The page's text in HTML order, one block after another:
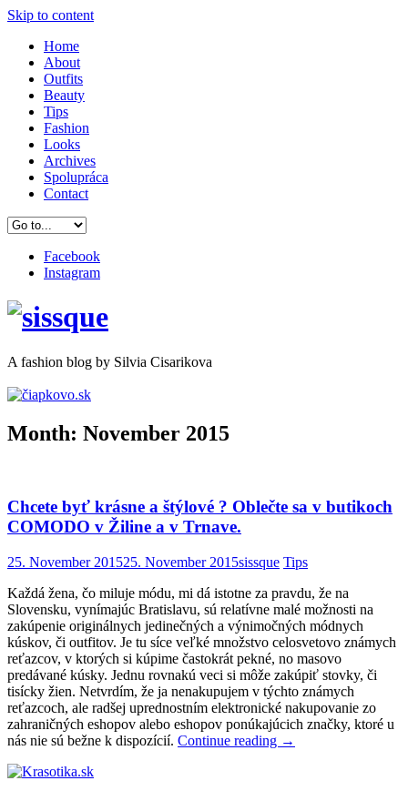
Skip to content
Home
About
Outfits
Beauty
Tips
Fashion
Looks
Archives
Spolupráca
Contact
Facebook
Instagram
A fashion blog by Silvia Cisarikova
Month: November 2015
Chcete byť krásne a štýlové ? Oblečte sa v butikoch
COMODO v Žiline a v Trnave.
25. November 201525. November 2015sissque Tips
Každá žena, čo miluje módu, mi dá istotne za pravdu, že na
Slovensku, vynímajúc Bratislavu, sú relatívne malé možnosti na
zakúpenie originálnych jedinečných a výnimočných módnych
kúskov, či outfitov. Je tu síce veľké množstvo celosvetovo známych
reťazcov, v ktorých si kúpime častokrát pekné, no masovo
predávané kúsky. Jednu rovnakú veci si môže zakúpiť stovky, či
tisícky žien. Netvrdím, že ja nenakupujem v týchto známych
reťazcoch, ale radšej uprednostním elektronické nakupovanie zo
zahraničných eshopov alebo eshopov ponúkajúcich značky, ktoré u
nás nie sú bežne k dispozícií. Continue reading →